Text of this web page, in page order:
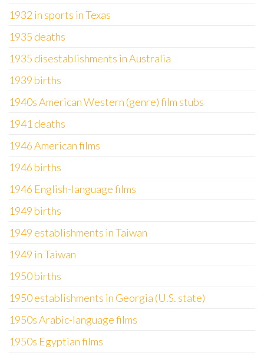
1932 in sports in Texas
1935 deaths
1935 disestablishments in Australia
1939 births
1940s American Western (genre) film stubs
1941 deaths
1946 American films
1946 births
1946 English-language films
1949 births
1949 establishments in Taiwan
1949 in Taiwan
1950 births
1950 establishments in Georgia (U.S. state)
1950s Arabic-language films
1950s Egyptian films